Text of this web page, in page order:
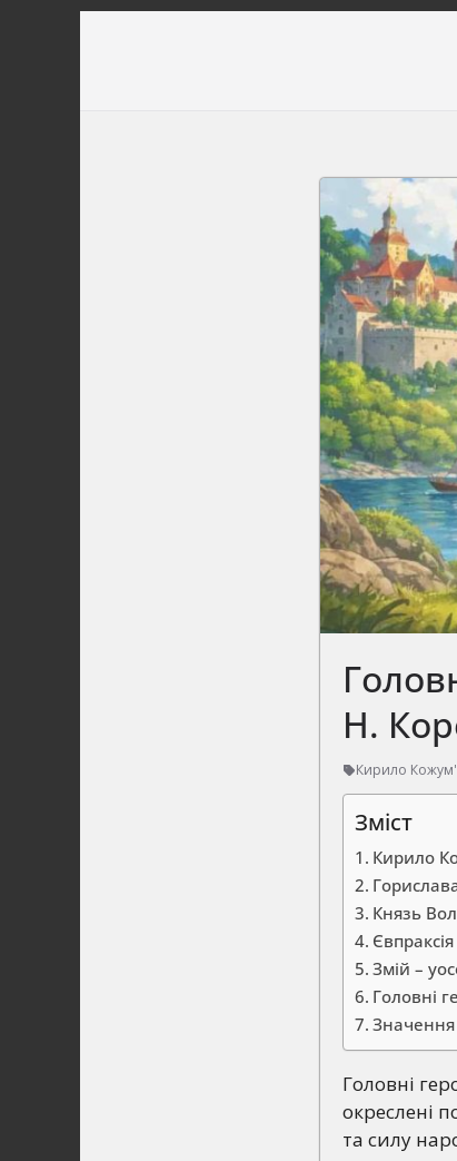
Н.
Кирило
Зміст
Кирило
Князь
Змій –
Головні
Значення
Головні
окреслені
та силу